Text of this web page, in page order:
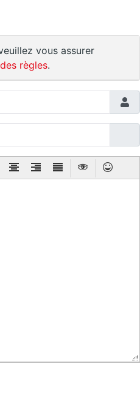
vous assurer
règles.